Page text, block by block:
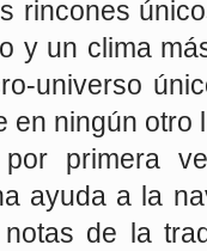
rincones
y un clima
universo
en ningún otro
por primera
ayuda a la
de la